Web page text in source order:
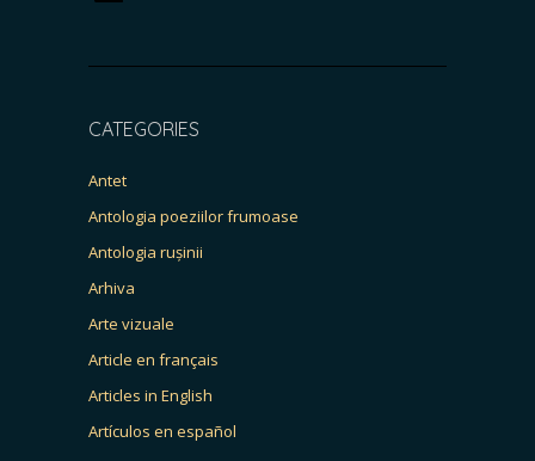
CATEGORIES
Antet
Antologia poeziilor frumoase
Antologia rușinii
Arhiva
Arte vizuale
Article en français
Articles in English
Artículos en español